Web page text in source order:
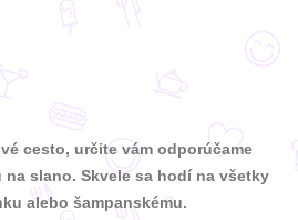
cesto, určite vám odporúčame
slano. Skvele sa hodí na všetky
alebo šampanskému.